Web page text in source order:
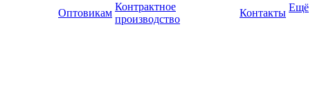
Оптовикам
Контрактное
производство
Контакты Ещё